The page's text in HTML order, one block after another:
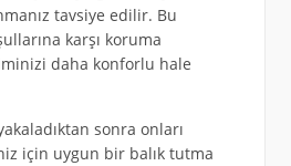
tavsiye edilir. Bu
karşı koruma
daha konforlu hale
sonra onları
için uygun bir balık tutma